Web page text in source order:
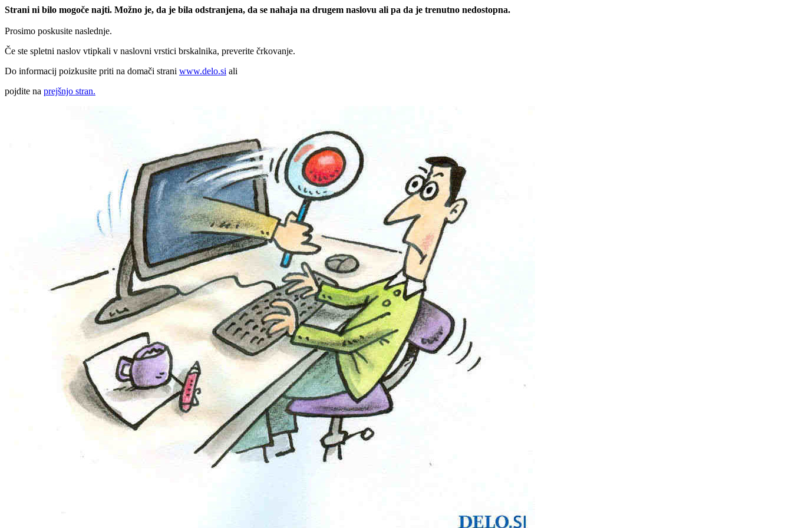
Strani ni bilo mogoče najti. Možno je, da je bila odstranjena, da se nahaja na drugem naslovu ali pa da je trenutno nedostopna.
Prosimo poskusite naslednje.
Če ste spletni naslov vtipkali v naslovni vrstici brskalnika, preverite črkovanje.
Do informacij poizkusite priti na domači strani www.delo.si ali
pojdite na prejšnjo stran.